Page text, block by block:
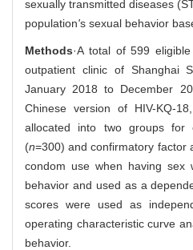
sexually transmitted diseases
population's sexual behavior
Methods·A total of 599
outpatient clinic of Shanghai
January 2018 to December
Chinese version of HIV-KQ-
allocated into two groups for
(n=300) and confirmatory factor
condom use when having sex
behavior and used as a
scores were used as
operating characteristic curve
behavior.